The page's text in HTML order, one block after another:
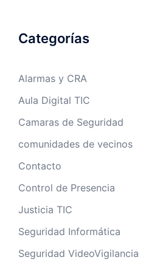
Categorías
Alarmas y CRA
Aula Digital TIC
Camaras de Seguridad
comunidades de vecinos
Contacto
Control de Presencia
Justicia TIC
Seguridad Informática
Seguridad VideoVigilancia